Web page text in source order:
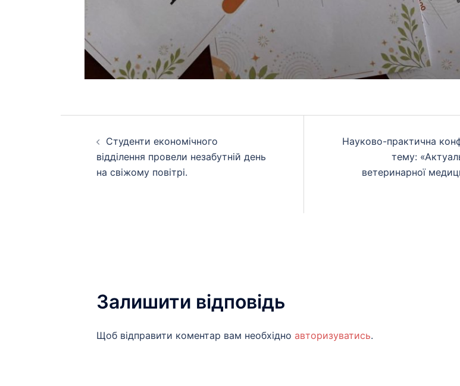
Навігація
Студенти економічного
відділення провели незабутній день
на свіжому повітрі.
Науково-практична
тему:
ветеринарної
Залишити відповідь
Щоб відправити коментар вам необхідно авторизуватись.